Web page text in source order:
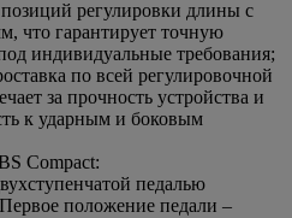
регулировки длины с
что гарантирует точную
индивидуальные требования;
по всей регулировочной
за прочность устройства и
к ударным и боковым
Compact:
педалью
положение педали –